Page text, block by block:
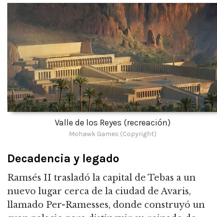
Valle de los Reyes (recreación)
Mohawk Games (Copyright)
Decadencia y legado
Ramsés II trasladó la capital de Tebas a un
nuevo lugar cerca de la ciudad de Avaris,
llamado Per-Ramesses, donde construyó un